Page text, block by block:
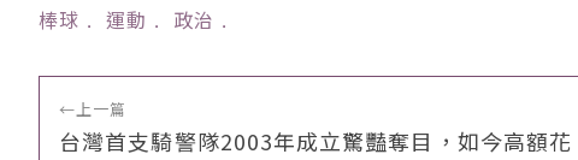
棒球 ﹒ 運動 ﹒ 政治 ﹒
←上一篇
台灣首支騎警隊2003年成立驚豔奪目，如今高額花